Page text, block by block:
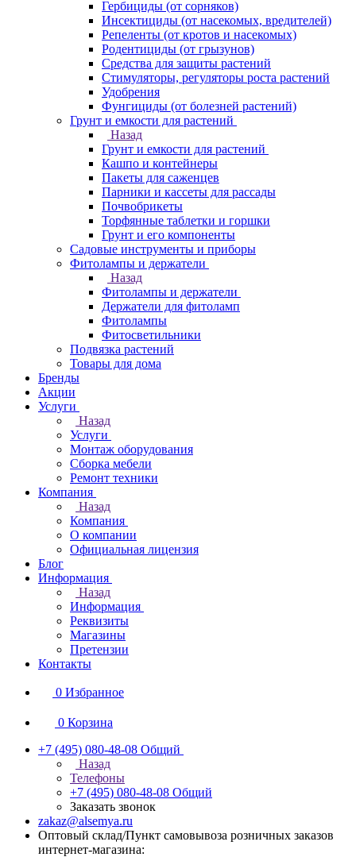
Гербициды (от сорняков)
Инсектициды (от насекомых, вредителей)
Репеленты (от кротов и насекомых)
Родентициды (от грызунов)
Средства для защиты растений
Стимуляторы, регуляторы роста растений
Удобрения
Фунгициды (от болезней растений)
Грунт и емкости для растений
Назад
Грунт и емкости для растений
Кашпо и контейнеры
Пакеты для саженцев
Парники и кассеты для рассады
Почвобрикеты
Торфянные таблетки и горшки
Грунт и его компоненты
Садовые инструменты и приборы
Фитолампы и держатели
Назад
Фитолампы и держатели
Держатели для фитоламп
Фитолампы
Фитосветильники
Подвязка растений
Товары для дома
Бренды
Акции
Услуги
Назад
Услуги
Монтаж оборудования
Сборка мебели
Ремонт техники
Компания
Назад
Компания
О компании
Официальная лицензия
Блог
Информация
Назад
Информация
Реквизиты
Магазины
Претензии
Контакты
0 Избранное
0 Корзина
+7 (495) 080-48-08 Общий
Назад
Телефоны
+7 (495) 080-48-08 Общий
Заказать звонок
zakaz@alsemya.ru
Оптовый склад/Пункт самовывоза розничных заказов
интернет-магазина: